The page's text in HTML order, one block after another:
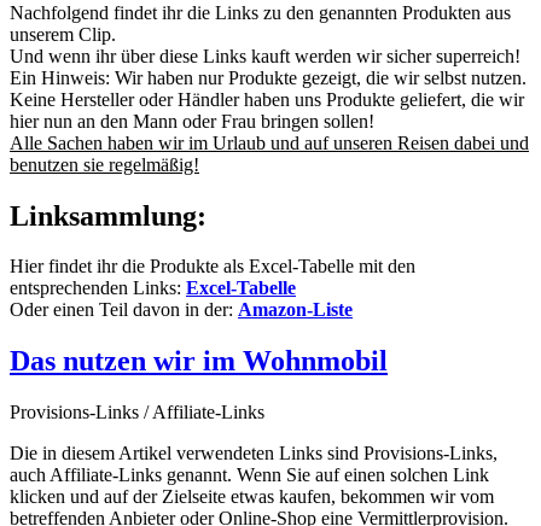
Nachfolgend findet ihr die Links zu den genannten Produkten aus
unserem Clip.
Und wenn ihr über diese Links kauft werden wir sicher superreich!
Ein Hinweis: Wir haben nur Produkte gezeigt, die wir selbst nutzen.
Keine Hersteller oder Händler haben uns Produkte geliefert, die wir
hier nun an den Mann oder Frau bringen sollen!
Alle Sachen haben wir im Urlaub und auf unseren Reisen dabei und
benutzen sie regelmäßig!
Linksammlung:
Hier findet ihr die Produkte als Excel-Tabelle mit den
entsprechenden Links: Excel-Tabelle
Oder einen Teil davon in der: Amazon-Liste
Das nutzen wir im Wohnmobil
Provisions-Links / Affiliate-Links
Die in diesem Artikel verwendeten Links sind Provisions-Links,
auch Affiliate-Links genannt. Wenn Sie auf einen solchen Link
klicken und auf der Zielseite etwas kaufen, bekommen wir vom
betreffenden Anbieter oder Online-Shop eine Vermittlerprovision.